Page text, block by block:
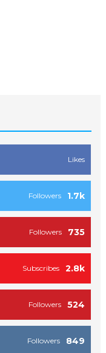
Likes
1.7k
Followers
735
Followers
2.8k
Subscribes
524
Followers
849
Followers